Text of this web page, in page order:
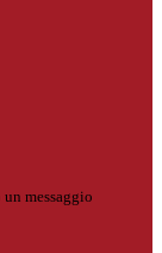
messaggio